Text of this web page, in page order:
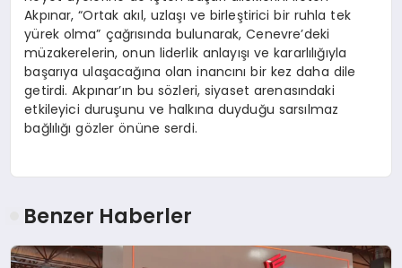
Akpınar, “Ortak akıl, uzlaşı ve birleştirici bir ruhla tek
yürek olma” çağrısında bulunarak, Cenevre’deki
müzakerelerin, onun liderlik anlayışı ve kararlılığıyla
başarıya ulaşacağına olan inancını bir kez daha dile
getirdi. Akpınar’ın bu sözleri, siyaset arenasındaki
etkileyici duruşunu ve halkına duyduğu sarsılmaz
bağlılığı gözler önüne serdi.
Benzer Haberler